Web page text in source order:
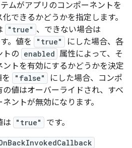
ムがアプリのコンポーネントを
できるかどうかを指定します。
"true" 、できない場合は
。値を "true"
にした場合、各
トの enabled 属性によって、そ
ントを有効にするかどうかを決定
"false"
にした場合、コンポ
の値はオーバーライドされ、すべ
ントが無効になります。
は
"true" です。